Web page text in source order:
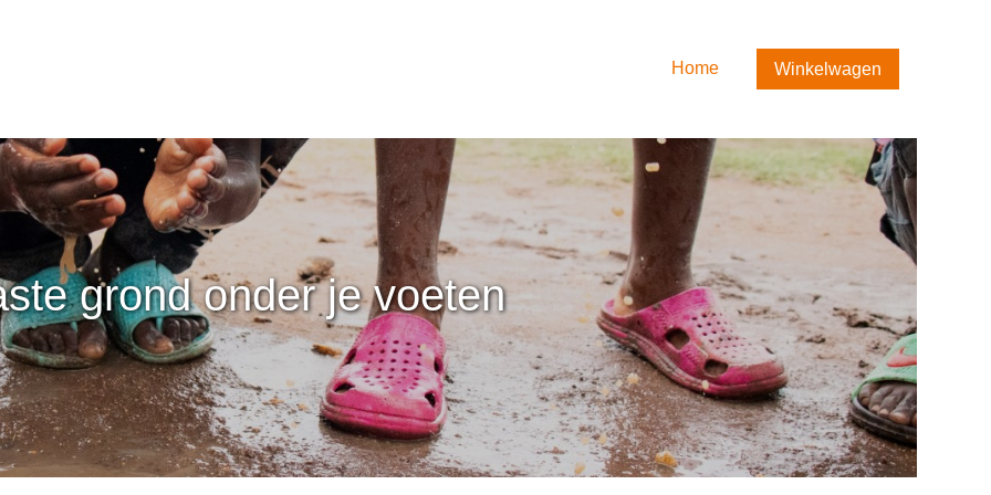
Home Winkelwagen
grond onder je voeten
Winkelwagen
Contact